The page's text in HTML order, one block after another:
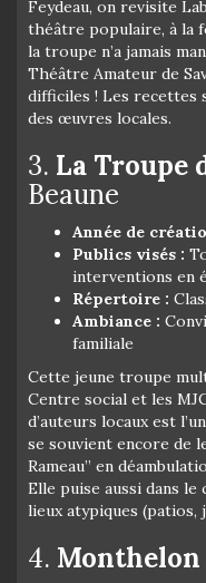
Feydeau, on revisite
théâtre populaire, à la
la troupe n’a jamais
Théâtre Amateur de
difficiles ! Les recettes
des œuvres locales.
3. La Troupe
Beaune
Année de
Publics visés :
interventions en
Répertoire :
Ambiance :
familiale
Cette jeune troupe
Centre social et les
d’auteurs locaux est
se souvient encore de
Rameau” en
Elle puise aussi dans le
lieux atypiques (patios,
4. Monthelon